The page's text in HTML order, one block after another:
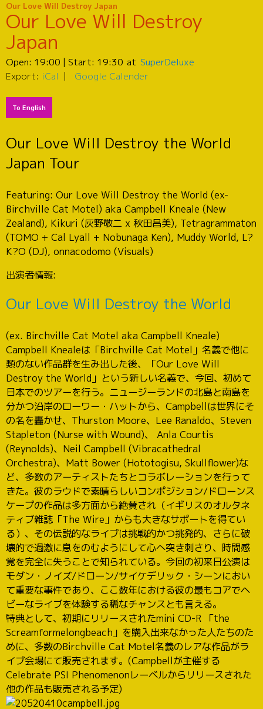
Our Love Will Destroy Japan
Our Love Will Destroy
Japan
Open: 19:00 | Start: 19:30
SuperDeluxe
Export: iCal Google Calender
To English
Our Love Will Destroy the World
Japan Tour
Featuring: Our Love Will Destroy the World (ex-
Birchville Cat Motel) aka Campbell Kneale (New
Zealand), Kikuri (灰野敬二 x 秋田昌美), Tetragrammaton
(TOMO + Cal Lyall + Nobunaga Ken), Muddy World, L?
K?O (DJ), onnacodomo (Visuals)
出演者情報:
Our Love Will Destroy the World
(ex. Birchville Cat Motel aka Campbell Kneale)
Campbell Knealeは「Birchville Cat Motel」名義で他に
類のない作品群を生み出した後、「Our Love Will
Destroy the World」という新しい名義で、今回、初めて
日本でのツアーを行う。ニュージーランドの北島と南島を
分かつ沿岸のローワー・ハットから、Campbellは世界にそ
の名を轟かせ、Thurston Moore、Lee Ranaldo、Steven
Stapleton (Nurse with Wound)、 Anla Courtis
(Reynolds)、Neil Campbell (Vibracathedral
Orchestra)、Matt Bower (Hototogisu, Skullflower)な
ど、多数のアーティストたちとコラボレーションを行って
きた。彼のラウドで素晴らしいコンポジション/ドローンス
ケープの作品は多方面から絶賛され（イギリスのオルタネ
ティブ雑誌「The Wire」からも大きなサポートを得てい
る）、その伝説的なライブは挑戦的かつ挑発的、さらに破
壊的で過激に息をのむようにして心へ突き刺さり、時間感
覚を完全に失うことで知られている。今回の初来日公演は
モダン・ノイズ/ドローン/サイケデリック・シーンにおい
て重要な事件であり、ここ数年における彼の最もコアでヘ
ビーなライブを体験する稀なチャンスとも言える。
特典として、初期にリリースされたmini CD-R 「the
Screamformelongbeach」を購入出来なかった人たちのた
めに、多数のBirchville Cat Motel名義のレアな作品がラ
イブ会場にて販売されます。(Campbellが主催する
Celebrate PSI Phenomenonレーベルからリリースされた
他の作品も販売される予定)